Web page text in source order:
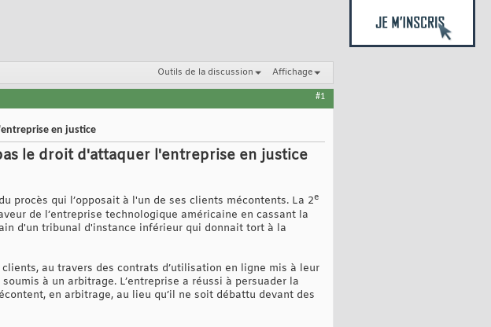
Outils de la discussion Affichage
#1
en justice
le droit d'attaquer l'entreprise en justice
procès qui l’opposait à l'un de ses clients mécontents. La 2e
de l’entreprise technologique américaine en cassant la
d'un tribunal d'instance inférieur qui donnait tort à la
au travers des contrats d’utilisation en ligne mis à leur
à un arbitrage. L’entreprise a réussi à persuader la
en arbitrage, au lieu qu’il ne soit débattu devant des